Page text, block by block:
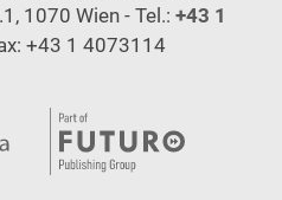
1070 Wien - Tel.: +43 1
+43 1 4073114